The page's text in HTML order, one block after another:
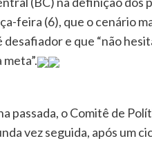
feira (6), que o cenário
desafiador e que “não
passada, o Comitê de
vez seguida, após um